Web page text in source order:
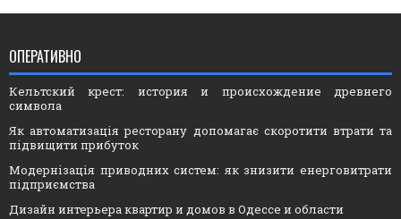
ОПЕРАТИВНО
Кельтский крест: история и происхождение древнего
символа
Як автоматизація ресторану допомагає скоротити втрати та
підвищити прибуток
Модернізація приводних систем: як знизити енерговитрати
підприємства
Дизайн интерьера квартир и домов в Одессе и области